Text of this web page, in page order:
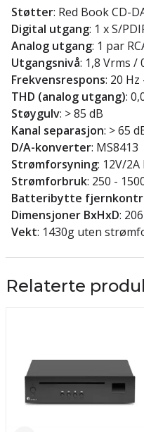
Støtter: Red Book CD-
Digital utgang: 1 x S/
Analog utgang: 1 par
Utgangsnivå: 1,8 Vrms /
Frekvensrespons: 20 Hz
THD (analog utgang):
Støygulv: > 85 dB
Kanal separasjon: > 65
D/A-konverter: MS8413
Strømforsyning: 12V/
Strømforbruk: 250 -
Batteribytte
Dimensjoner BxHxD:
Vekt: 1430g uten
Relaterte